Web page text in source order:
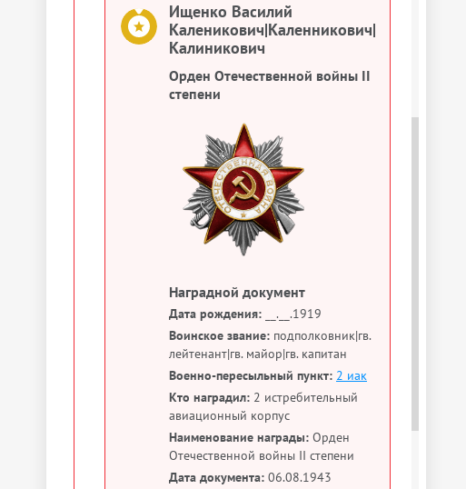
Ищенко Василий
Каленикович|Каленникович|
Калиникович
Орден Отечественной войны II
степени
Наградной документ
Дата рождения: __.__.1919
Воинское звание: подполковник|гв.
лейтенант|гв. майор|гв. капитан
Военно-пересыльный пункт: 2 иак
Кто наградил: 2 истребительный
авиационный корпус
Наименование награды: Орден
Отечественной войны II степени
Дата документа: 06.08.1943